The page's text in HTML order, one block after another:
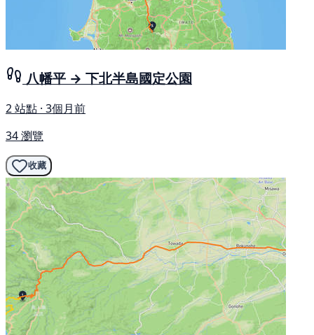
八幡平 → 下北半島國定公園
2 站點 · 3個月前
34 瀏覽
收藏